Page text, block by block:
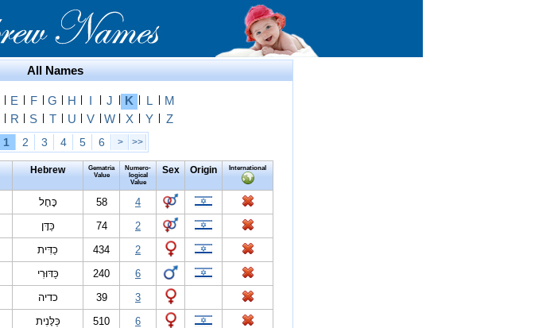
All Names
E F G H I J K L
M
R S T U V W X Y Z
1 2 3 4 5 6 > >>
Hebrew
Gematria
Value
Numero-
logical
Value
Sex Origin International
כָּחָל 58
4
כַּדָּן 74
2
כַדִּית 434
2
כַּדּוּרִי 240
6
כדיה 39
3
כַּלָּנִית 510
6